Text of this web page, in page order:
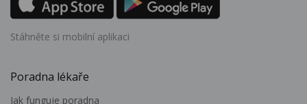
Stáhněte si mobilní aplikaci
Poradna lékaře
Jak funguje poradna